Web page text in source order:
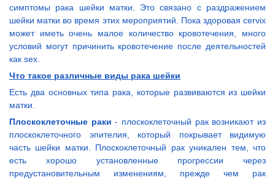
симптомы рака шейки матки. Это связано с раздражением
шейки матки во время этих мероприятий. Пока здоровая cervix
может иметь очень малое количество кровотечения, много
условий могут причинить кровотечение после деятельностей
как sex.
Что такое различные виды рака шейки
Есть два основных типа рака, которые развиваются из шейки
матки.
Плоскоклеточные раки- плоскоклеточный рак возникают из
плоскоклеточного эпителия, который покрывает видимую
часть шейки матки. Плоскоклеточный рак уникален тем, что
есть хорошо установленные прогрессии через
предустановительным изменениям, прежде чем рак